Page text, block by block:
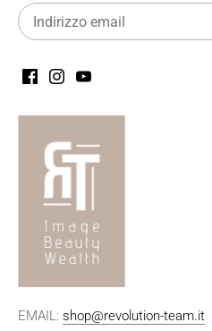
EMAIL: shop@revolution-team.it